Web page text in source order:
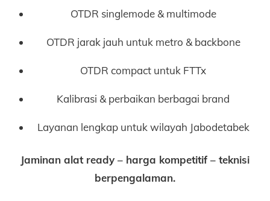
OTDR singlemode & multimode
OTDR jarak jauh untuk metro & backbone
OTDR compact untuk FTTx
Kalibrasi & perbaikan berbagai brand
Layanan lengkap untuk wilayah Jabodetabek
Jaminan alat ready – harga kompetitif – teknisi
berpengalaman.